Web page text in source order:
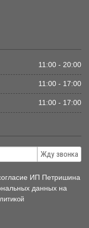
11:00 - 20:00
11:00 - 17:00
11:00 - 17:00
Жду звонка
ИП Петришина
данных на